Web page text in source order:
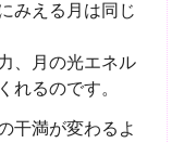
みえる月は同じ
、月の光エネル
れるのです。
干満が変わるよ